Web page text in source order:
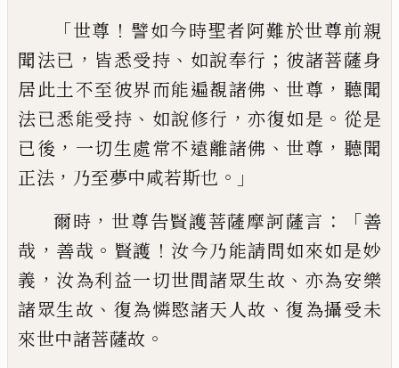
「世尊 ！ 譬如今時聖者阿難於世尊前親
聞法已 ， 皆悉受持 、 如說奉行 ； 彼諸菩薩身
居此土不至彼界而能遍覩諸佛 、 世尊 ， 聽聞
法已悉能受持 、 如說修行 ，亦復如是 。 從是
已後 ， 一切生處常不遠離諸佛 、 世尊 ， 聽聞
正法 ， 乃至夢中咸若斯也 。」
爾時 ， 世尊告賢護菩薩摩訶薩言 ：「善
哉 ， 善哉 。 賢護 ！ 汝今乃能請問如來如是妙
義 ， 汝為利益一切世間諸眾生故 、 亦為安樂
諸眾生故 、 復為憐愍諸天人故 、復為攝受未
來世中諸菩薩故 。